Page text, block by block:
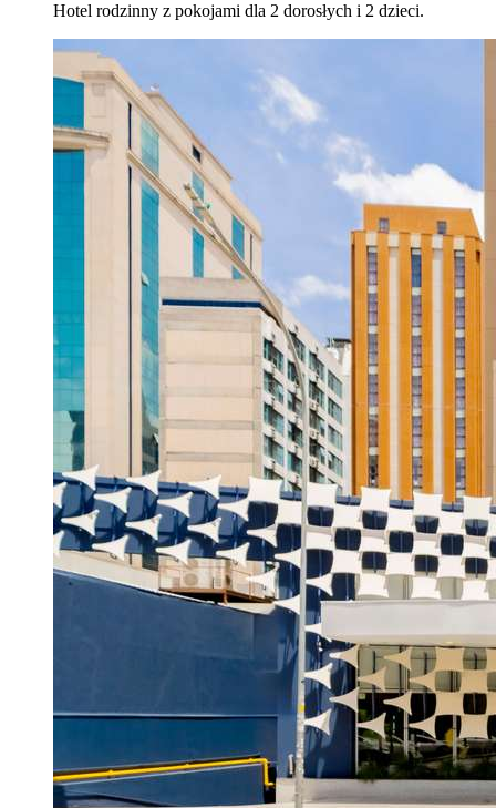
Hotel rodzinny z pokojami dla 2 dorosłych i 2 dzieci.